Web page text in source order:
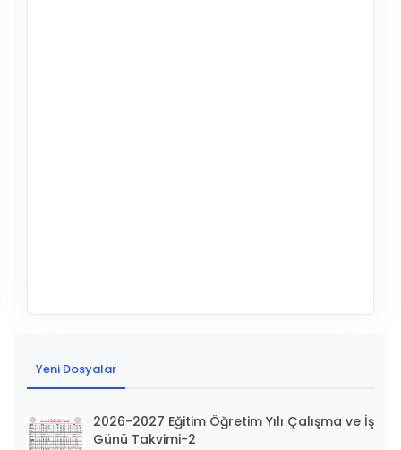
Yeni Dosyalar
2026-2027 Eğitim Öğretim Yılı Çalışma ve İş
Günü Takvimi-2